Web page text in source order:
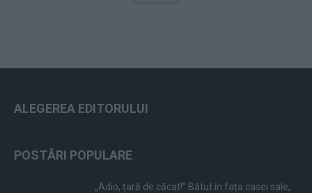
ALEGEREA EDITORULUI
POSTĂRI POPULARE
„Adio, țară de căcat!” Bătut în fața casei sale,